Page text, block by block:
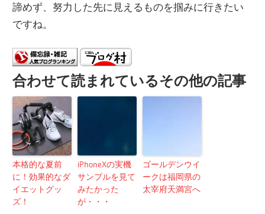
諦めず、努力した先に見えるものを掴みに行きたい
ですね。
合わせて読まれているその他の記事
本格的な夏前
に！効果的なダ
イエットグッ
ズ！
iPhoneXの実機
サンプルを見て
みたかった
が・・・
ゴールデンウイ
ークは福岡県の
太宰府天満宮へ